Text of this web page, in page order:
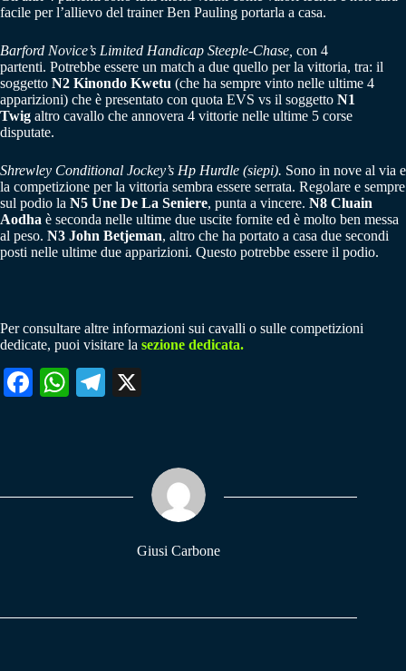
facile per l’allievo del trainer Ben Pauling portarla a casa.
Barford Novice’s Limited Handicap Steeple-Chase, con 4
partenti. Potrebbe essere un match a due quello per la vittoria, tra: il
soggetto N2 Kinondo Kwetu (che ha sempre vinto nelle ultime 4
apparizioni) che è presentato con quota EVS vs il soggetto N1
Twig altro cavallo che annovera 4 vittorie nelle ultime 5 corse
disputate.
Shrewley Conditional Jockey’s Hp Hurdle (siepi). Sono in nove al via e
la competizione per la vittoria sembra essere serrata. Regolare e sempre
sul podio la N5 Une De La Seniere, punta a vincere. N8 Cluain
Aodha è seconda nelle ultime due uscite fornite ed è molto ben messa
al peso. N3 John Betjeman, altro che ha portato a casa due secondi
posti nelle ultime due apparizioni. Questo potrebbe essere il podio.
Per consultare altre informazioni sui cavalli o sulle competizioni
dedicate, puoi visitare la sezione dedicata.
Fa W
pp
Te
m
Giusi Carbone